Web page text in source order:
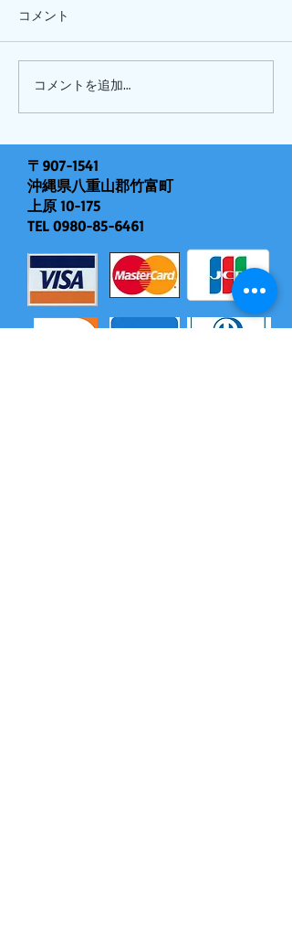
ピナイ半日+釣りツアー
コメント
コメントを追加…
〒907-1541
沖縄県八重山郡竹富町
上原 10-175
TEL 0980-85-6461